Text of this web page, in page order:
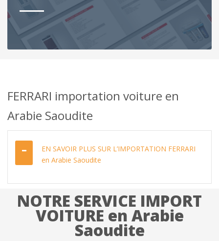
FERRARI importation voiture en
Arabie Saoudite
EN SAVOIR PLUS SUR L’IMPORTATION FERRARI
en Arabie Saoudite
NOTRE SERVICE IMPORT
VOITURE en Arabie
Saoudite